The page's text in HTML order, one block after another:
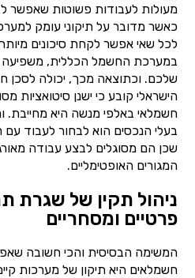
מעולות לעבודות פשוטות שאפשר
כאשר מדובר על תיקוני עומק
לכל שאי אפשר לקחת סיכונים
במערכת החשמל הכללית,
שלכם. וכתוצאה מכך, יכולה לסכן
הישראלי קובע כי ישנן סיטואציות
חשמלאי באלפי מנשה היא מחייבת.
בעלי הנכסים הוא לבחור לעבוד עם
שכן הם מסוגלים לבצע עבודה
המגורים האופטימליים.
ניהול תקין של שגרת
פרטיים ומסחריים
המשימה הבסיסית והכי חשובה
חשמלאים היא תיקון של מערכות